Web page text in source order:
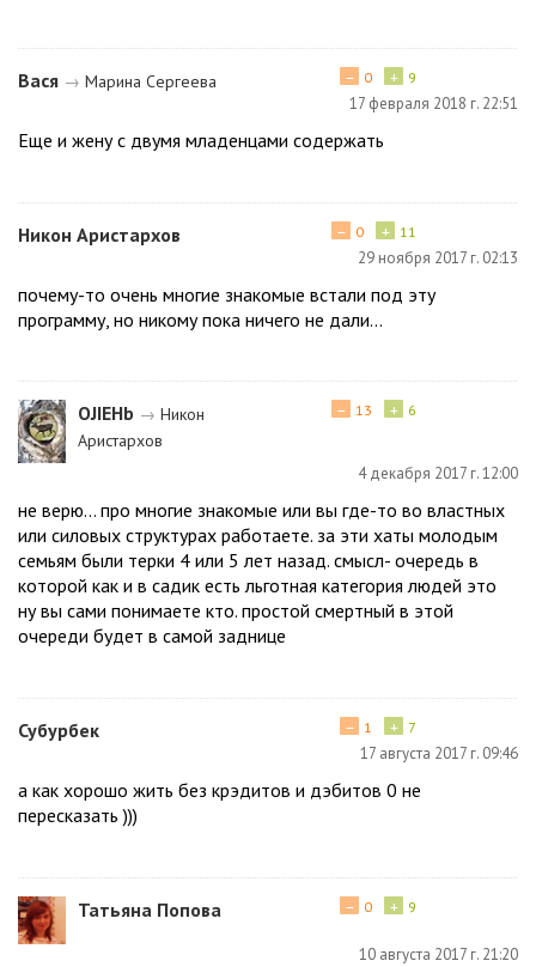
Вася → Марина Сергеева + 9
− 0
17 февраля 2018 г. 22:51
Еще и жену с двумя младенцами содержать
Никон Аристархов + 11
− 0
29 ноября 2017 г. 02:13
почему-то очень многие знакомые встали под эту
программу, но никому пока ничего не дали...
ОJIЕНb → Никон
Аристархов
+ 6
− 13
4 декабря 2017 г. 12:00
не верю... про многие знакомые или вы где-то во властных
или силовых структурах работаете. за эти хаты молодым
семьям были терки 4 или 5 лет назад. смысл- очередь в
которой как и в садик есть льготная категория людей это
ну вы сами понимаете кто. простой смертный в этой
очереди будет в самой заднице
Субурбек + 7
− 1
17 августа 2017 г. 09:46
а как хорошо жить без крэдитов и дэбитов 0 не
пересказать )))
Татьяна Попова + 9
− 0
10 августа 2017 г. 21:20